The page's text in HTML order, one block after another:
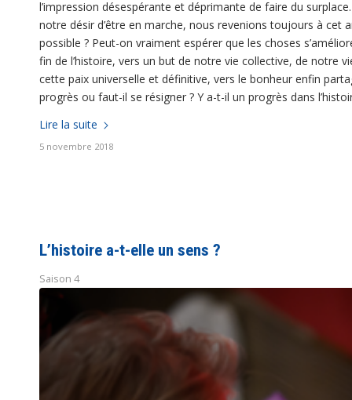
l’impression désespérante et déprimante de faire du
notre désir d’être en marche, nous revenions toujours à
possible ? Peut-on vraiment espérer que les choses
fin de l’histoire, vers un but de notre vie collective, de notre
cette paix universelle et définitive, vers le bonheur enfin
progrès ou faut-il se résigner ? Y a-t-il un progrès dans
Lire la suite
5 novembre 2018
L’histoire a-t-elle un sens ?
Saison 4